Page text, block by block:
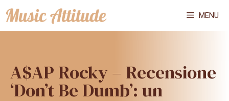
Vai
al
MENU
A$AP Rocky – Recensione
‘Don’t Be Dumb’: un